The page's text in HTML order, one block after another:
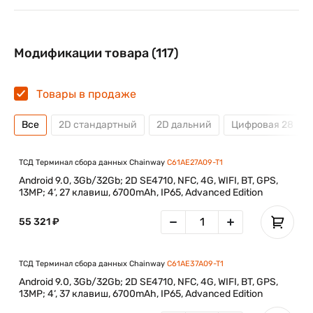
Модификации товара (117)
Товары в продаже
Все 2D стандартный 2D дальний Цифровая 28
ТСД Терминал сбора данных Chainway C61AE27A09-T1
Android 9.0, 3Gb/32Gb; 2D SE4710, NFC, 4G, WIFI, BT, GPS,
13MP; 4‘, 27 клавиш, 6700mAh, IP65, Advanced Edition
55 321 ₽
ТСД Терминал сбора данных Chainway C61AE37A09-T1
Android 9.0, 3Gb/32Gb; 2D SE4710, NFC, 4G, WIFI, BT, GPS,
13MP; 4‘, 37 клавиш, 6700mAh, IP65, Advanced Edition